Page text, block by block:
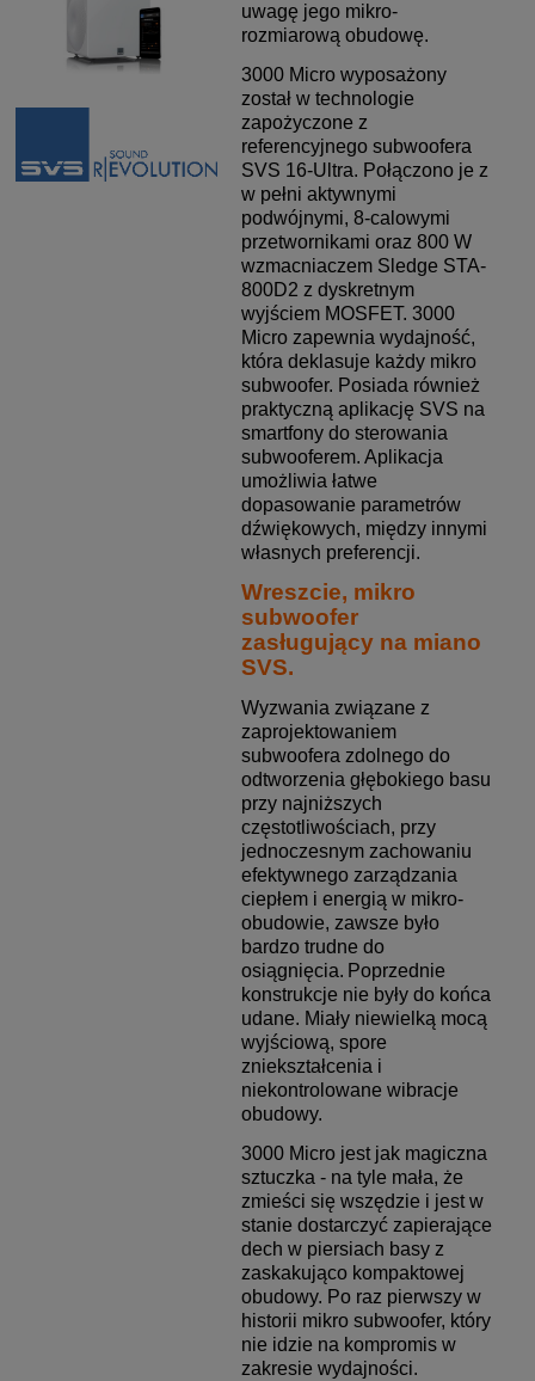
uwagę jego mikro-
rozmiarową obudowę.
3000 Micro wyposażony
został w technologie
zapożyczone z
referencyjnego subwoofera
SVS 16-Ultra. Połączono je z
w pełni aktywnymi
podwójnymi, 8-calowymi
przetwornikami oraz 800 W
wzmacniaczem Sledge STA-
800D2 z dyskretnym
wyjściem MOSFET. 3000
Micro zapewnia wydajność,
która deklasuje każdy mikro
subwoofer. Posiada również
praktyczną aplikację SVS na
smartfony do sterowania
subwooferem. Aplikacja
umożliwia łatwe
dopasowanie parametrów
dźwiękowych, między innymi
własnych preferencji.
Wreszcie, mikro
subwoofer
zasługujący na miano
SVS.
Wyzwania związane z
zaprojektowaniem
subwoofera zdolnego do
odtworzenia głębokiego basu
przy najniższych
częstotliwościach, przy
jednoczesnym zachowaniu
efektywnego zarządzania
ciepłem i energią w mikro-
obudowie, zawsze było
bardzo trudne do
osiągnięcia. Poprzednie
konstrukcje nie były do końca
udane. Miały niewielką mocą
wyjściową, spore
zniekształcenia i
niekontrolowane wibracje
obudowy.
3000 Micro jest jak magiczna
sztuczka - na tyle mała, że
zmieści się wszędzie i jest w
stanie dostarczyć zapierające
dech w piersiach basy z
zaskakująco kompaktowej
obudowy. Po raz pierwszy w
historii mikro subwoofer, który
nie idzie na kompromis w
zakresie wydajności.